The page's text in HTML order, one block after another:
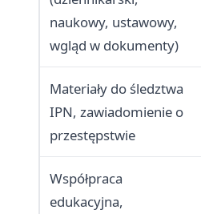
naukowy, ustawowy,
wgląd w dokumenty)
Materiały do śledztwa
IPN, zawiadomienie o
przestępstwie
Współpraca
edukacyjna,